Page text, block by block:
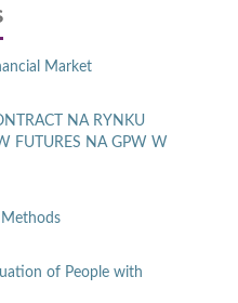
Market
NA RYNKU
FUTURES NA GPW W
Methods
of People with